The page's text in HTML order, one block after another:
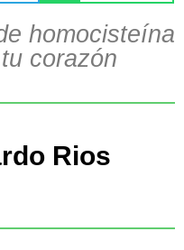
homocisteína
corazón
Rios